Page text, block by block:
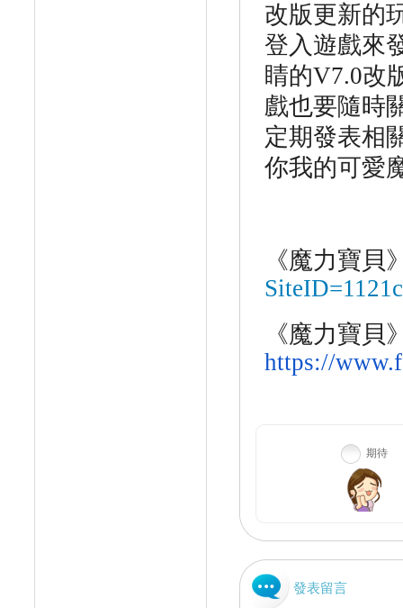
改版更新的
登入遊戲來
睛的V7.0改
戲也要隨時
定期發表相
你我的可愛
《魔力寶貝
《魔力寶貝
https://
期待
發表留言